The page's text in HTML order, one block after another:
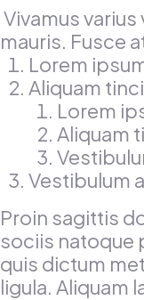
Vivamus
mauris. Fusce
Lorem
Aliquam
Lorem
Aliquam
Vestibulum
Proin sagittis
sociis natoque
quis dictum
ligula. Aliquam